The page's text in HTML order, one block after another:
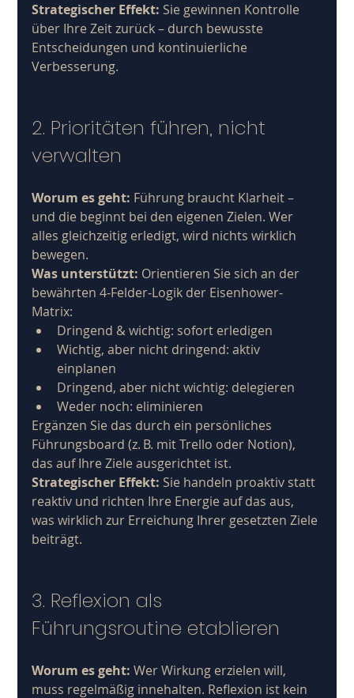
Strategischer Effekt: Sie gewinnen Kontrolle
über Ihre Zeit zurück – durch bewusste
Entscheidungen und kontinuierliche
Verbesserung.
2. Prioritäten führen, nicht
verwalten
Worum es geht: Führung braucht Klarheit –
und die beginnt bei den eigenen Zielen. Wer
alles gleichzeitig erledigt, wird nichts wirklich
bewegen.
Was unterstützt: Orientieren Sie sich an der
bewährten 4-Felder-Logik der Eisenhower-
Matrix:
Dringend & wichtig: sofort erledigen
Wichtig, aber nicht dringend: aktiv
einplanen
Dringend, aber nicht wichtig: delegieren
Weder noch: eliminieren
Ergänzen Sie das durch ein persönliches
Führungsboard (z. B. mit Trello oder Notion),
das auf Ihre Ziele ausgerichtet ist.
Strategischer Effekt: Sie handeln proaktiv statt
reaktiv und richten Ihre Energie auf das aus,
was wirklich zur Erreichung Ihrer gesetzten Ziele
beiträgt.
3. Reflexion als
Führungsroutine etablieren
Worum es geht: Wer Wirkung erzielen will,
muss regelmäßig innehalten. Reflexion ist kein